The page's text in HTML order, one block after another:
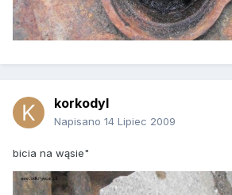
korkodyl
Napisano 14 Lipiec 2009
bicia na wąsie"